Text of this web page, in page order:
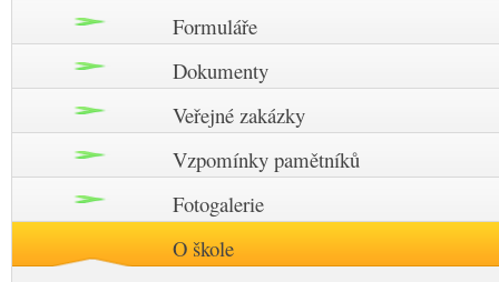
Formuláře
Dokumenty
Veřejné zakázky
Vzpomínky pamětníků
Fotogalerie
O škole